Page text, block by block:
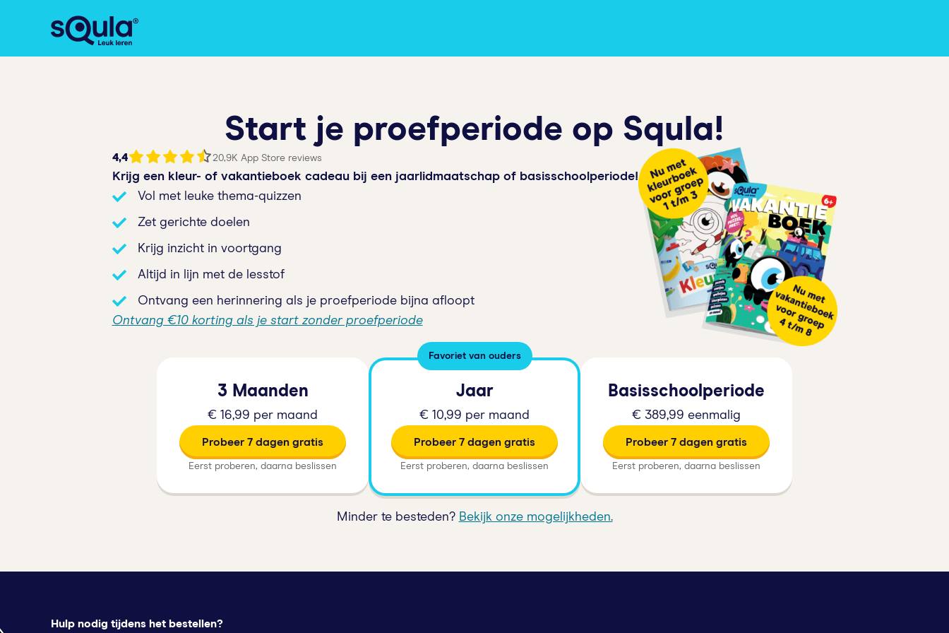
Start je proefperiode op Squla!
4,4 20,9K App Store reviews
Krijg een kleur- of vakantieboek cadeau bij een jaarlidmaatschap of basisschoolperiode!
Vol met leuke thema-quizzen
Zet gerichte doelen
Krijg inzicht in voortgang
Altijd in lijn met de lesstof
Ontvang een herinnering als je proefperiode bijna afloopt
Ontvang €10 korting als je start zonder proefperiode
3 Maanden
€ 16,99 per maand
Probeer 7 dagen gratis
Eerst proberen, daarna beslissen
Favoriet van ouders
Jaar
€ 10,99 per maand
Probeer 7 dagen gratis
Eerst proberen, daarna beslissen
Basisschoolperiode
€ 389,99 eenmalig
Probeer 7 dagen gratis
Eerst proberen, daarna beslissen
Minder te besteden? Bekijk onze mogelijkheden.
Hulp nodig tijdens het bestellen?